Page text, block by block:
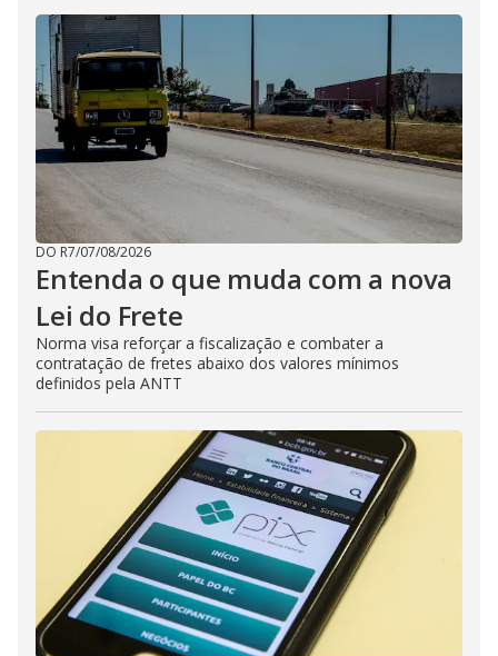
DO R7/07/08/2026
Entenda o que muda com a nova
Lei do Frete
Norma visa reforçar a fiscalização e combater a
contratação de fretes abaixo dos valores mínimos
definidos pela ANTT